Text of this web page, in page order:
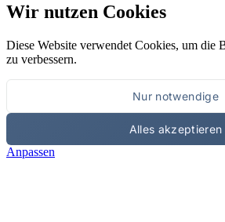
Wir nutzen Cookies
Diese Website verwendet Cookies, um die
zu verbessern.
Nur notwendige
Alles akzeptieren
Anpassen